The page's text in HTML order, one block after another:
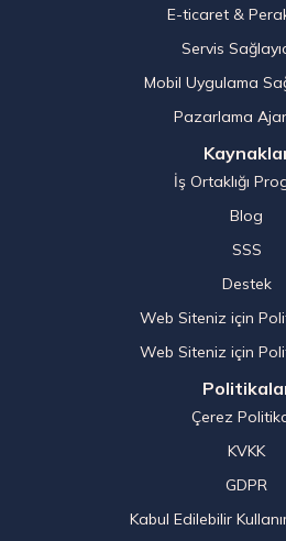
E-ticaret &
Servis
Mobil Uygulama
Pazarlama
İş Ortaklığı
Blog
SSS
Destek
Web Siteniz için
Web Siteniz için
Çerez
KVKK
GDPR
Kabul Edilebilir